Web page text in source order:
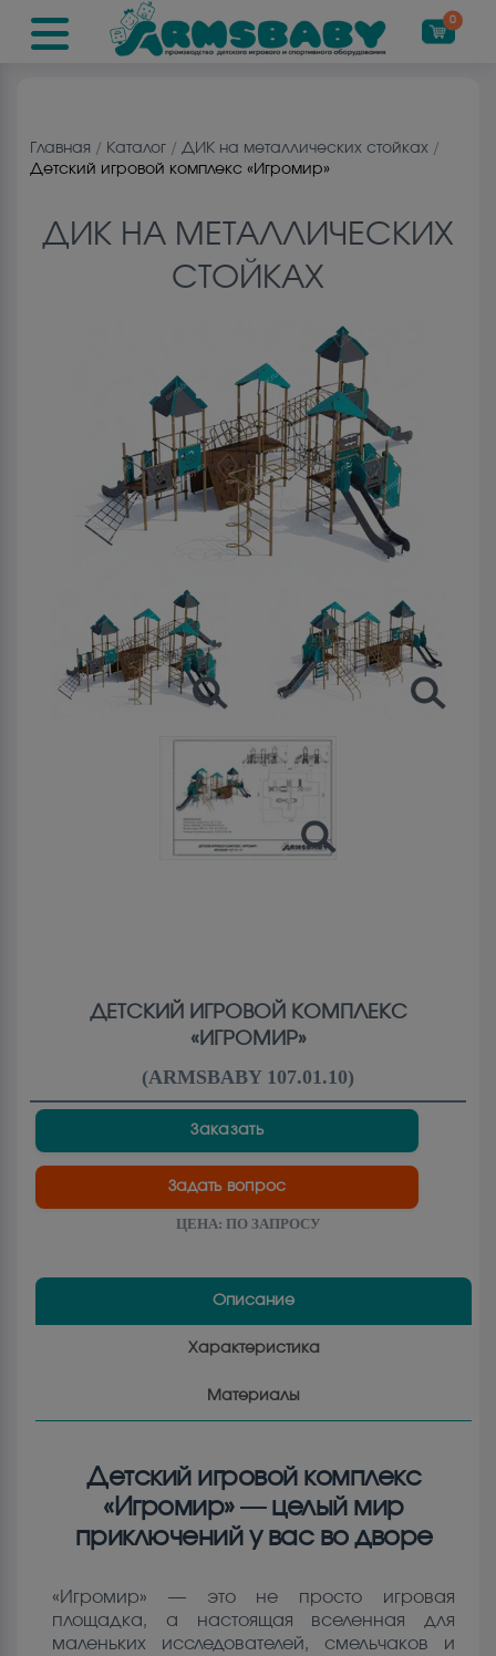
0
Главная / Каталог / ДИК на металличеcких стойках /
Детский игровой комплекс «Игромир»
ДИК НА МЕТАЛЛИЧЕCКИХ
СТОЙКАХ
ДЕТСКИЙ ИГРОВОЙ КОМПЛЕКС
«ИГРОМИР»
(ARMSBABY 107.01.10)
Заказать
Задать вопрос
ЦЕНА: ПО ЗАПРОСУ
Описание
Характеристика
Материалы
Детский игровой комплекс
«Игромир» — целый мир
приключений у вас во дворе
«Игромир» — это не просто игровая
площадка, а настоящая вселенная для
маленьких исследователей, смельчаков и